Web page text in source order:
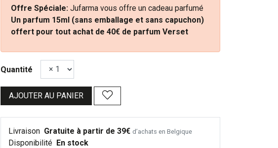
Offre Spéciale: Jufarma vous offre un cadeau parfumé
Un parfum 15ml (sans emballage et sans capuchon)
offert pour tout achat de 40€ de parfum Verset
Quantité
AJOUTER AU PANIER
Livraison Gratuite à partir de 39€ d’achats en Belgique
Disponibilité En stock